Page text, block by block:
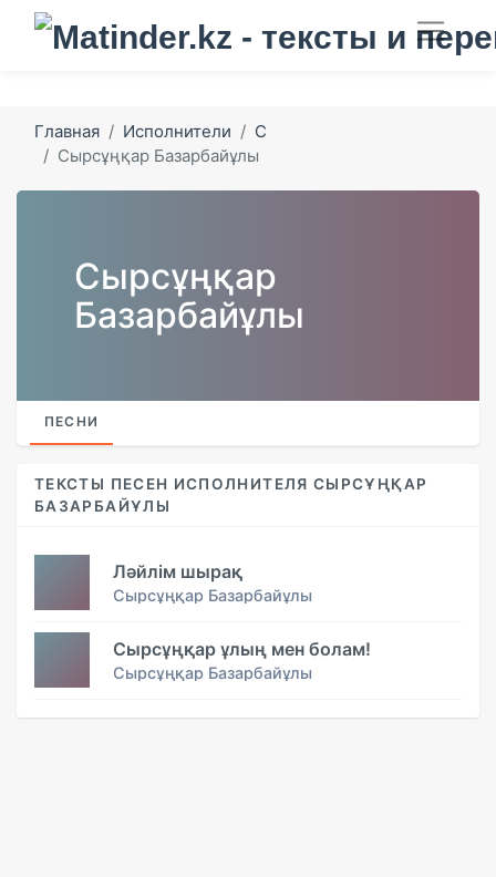
Главная Исполнители
С
Сырсұңқар Базарбайұлы
Сырсұңқар
Базарбайұлы
ПЕСНИ
ТЕКСТЫ ПЕСЕН ИСПОЛНИТЕЛЯ СЫРСҰҢҚАР
БАЗАРБАЙҰЛЫ
Ләйлім шырақ
Сырсұңқар Базарбайұлы
Сырсұңқар ұлың мен болам!
Сырсұңқар Базарбайұлы